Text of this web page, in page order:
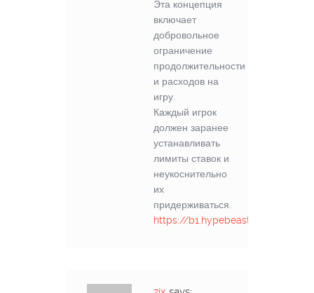
Эта концепция
включает
добровольное
ограничение
продолжительности
и расходов на
игру.
Каждый игрок
должен заранее
устанавливать
лимиты ставок и
неукоснительно
их
придерживаться.
https://b1.hypebeasts.ru/